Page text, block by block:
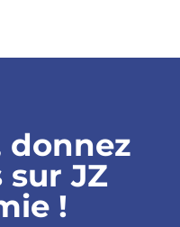
donnez
sur JZ
!